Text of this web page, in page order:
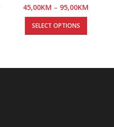
45,00KM – 95,00KM
SELECT OPTIONS